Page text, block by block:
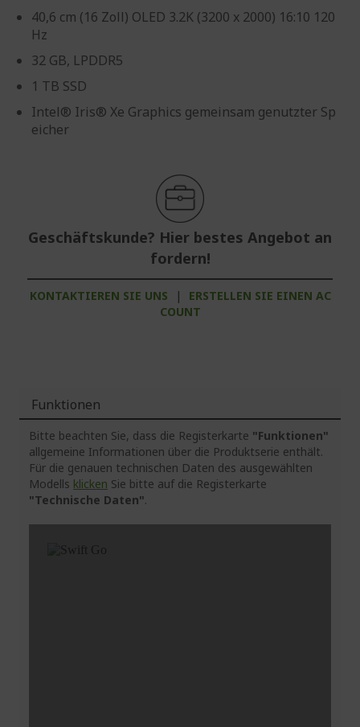
40,6 cm (16 Zoll) OLED 3.2K (3200 x 2000) 16:10 120
Hz
32 GB, LPDDR5
1 TB SSD
Intel® Iris® Xe Graphics gemeinsam genutzter Sp
eicher
Geschäftskunde? Hier bestes Angebot an
fordern!
KONTAKTIEREN SIE UNS |
ERSTELLEN SIE EINEN AC
COUNT
Funktionen
Bitte beachten Sie, dass die Registerkarte "Funktionen"
allgemeine Informationen über die Produktserie enthält.
Für die genauen technischen Daten des ausgewählten
Modells klicken Sie bitte auf die Registerkarte
"Technische Daten".